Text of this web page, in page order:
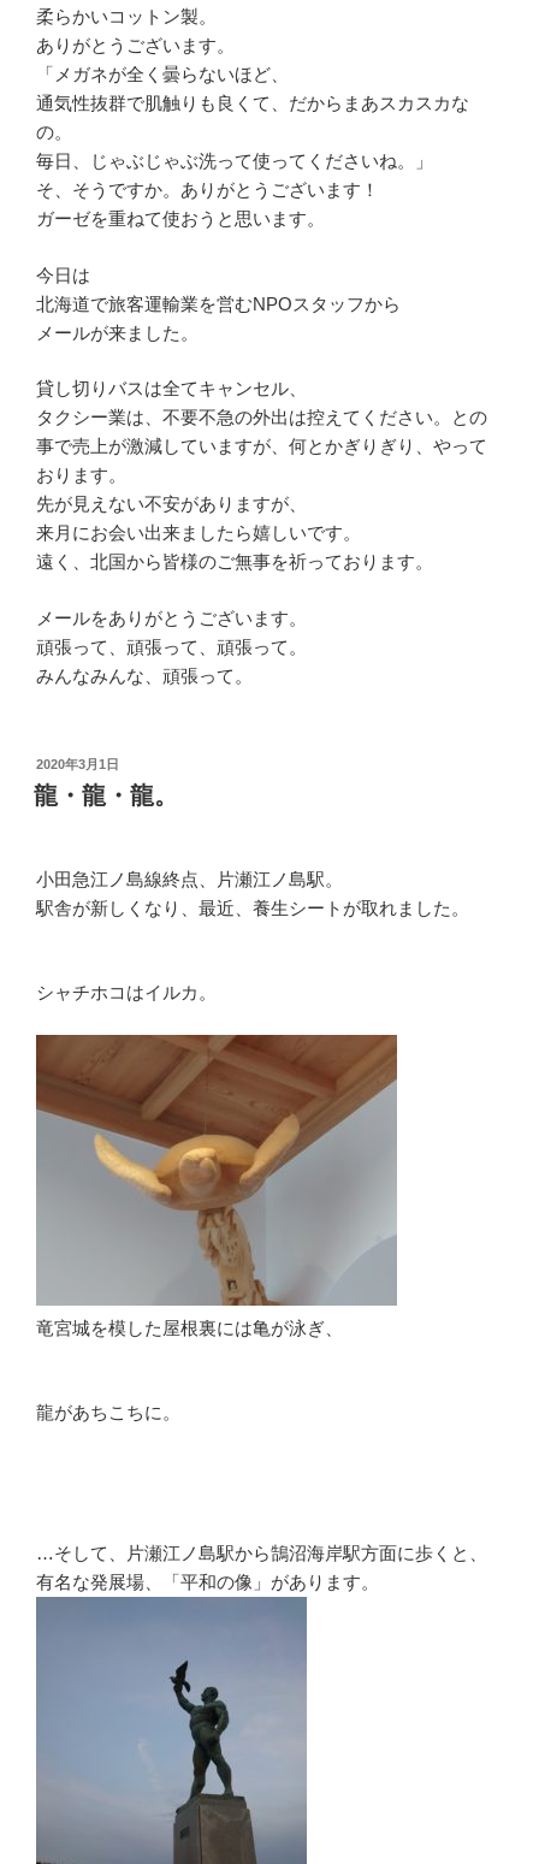
柔らかいコットン製。
ありがとうございます。
「メガネが全く曇らないほど、
通気性抜群で肌触りも良くて、だからまあスカスカな
の。
毎日、じゃぶじゃぶ洗って使ってくださいね。」
そ、そうですか。ありがとうございます！
ガーゼを重ねて使おうと思います。
今日は
北海道で旅客運輸業を営むNPOスタッフから
メールが来ました。
貸し切りバスは全てキャンセル、
タクシー業は、不要不急の外出は控えてください。との
事で売上が激減していますが、何とかぎりぎり、やって
おります。
先が見えない不安がありますが、
来月にお会い出来ましたら嬉しいです。
遠く、北国から皆様のご無事を祈っております。
メールをありがとうございます。
頑張って、頑張って、頑張って。
みんなみんな、頑張って。
投
稿
日:
2020年3月1日
龍・龍・龍。
小田急江ノ島線終点、片瀬江ノ島駅。
駅舎が新しくなり、最近、養生シートが取れました。
シャチホコはイルカ。
竜宮城を模した屋根裏には亀が泳ぎ、
龍があちこちに。
…そして、片瀬江ノ島駅から鵠沼海岸駅方面に歩くと、
有名な発展場、「平和の像」があります。